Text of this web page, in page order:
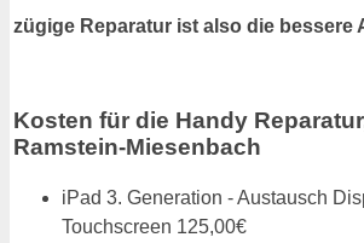
zügige Reparatur ist also die bessere
Kosten für die Handy
Ramstein-Miesenbach
iPad 3. Generation - Austausch
Touchscreen 125,00€